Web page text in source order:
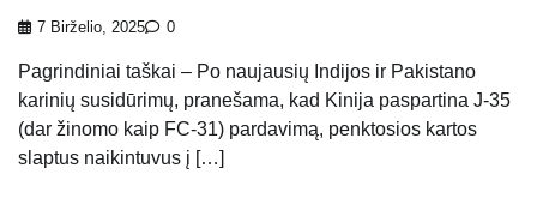
7 Birželio, 2025 0
Pagrindiniai taškai – Po naujausių Indijos ir Pakistano
karinių susidūrimų, pranešama, kad Kinija paspartina J-35
(dar žinomo kaip FC-31) pardavimą, penktosios kartos
slaptus naikintuvus į […]